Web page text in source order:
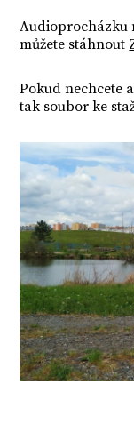
Audioprocházku
můžete stáhnout
Pokud nechcete
tak soubor ke